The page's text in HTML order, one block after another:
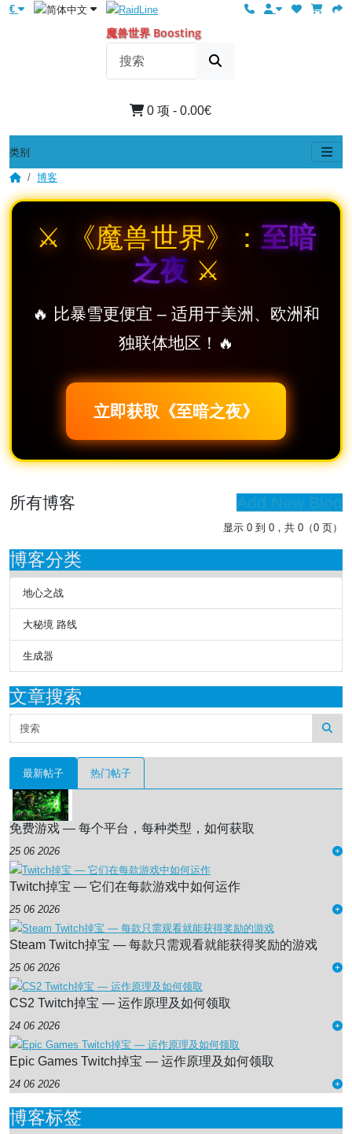
€
魔兽世界 Boosting
0 项 - 0.00€
类别
博客
⚔️ 《魔兽世界》： 至暗
之夜 ⚔️
🔥 比暴雪更便宜 – 适用于美洲、欧洲和
独联体地区！🔥
立即获取《至暗之夜》
所有博客 Add New Blog
显示 0 到 0，共 0（0 页）
博客分类
地心之战
大秘境 路线
生成器
文章搜索
最新帖子 热门帖子
免费游戏 — 每个平台，每种类型，如何获取
25 06 2026
Twitch掉宝 — 它们在每款游戏中如何运作
25 06 2026
Steam Twitch掉宝 — 每款只需观看就能获得奖励的游戏
25 06 2026
CS2 Twitch掉宝 — 运作原理及如何领取
24 06 2026
Epic Games Twitch掉宝 — 运作原理及如何领取
24 06 2026
博客标签